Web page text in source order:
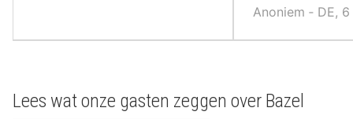
Anoniem ‐ DE,
Lees wat onze gasten zeggen over Bazel